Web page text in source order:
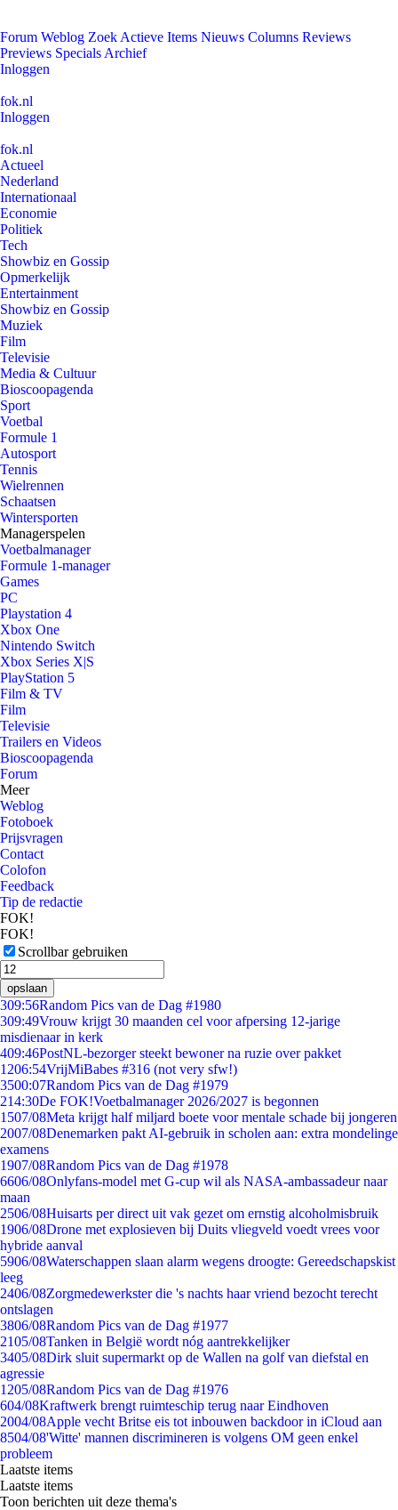
Forum Weblog Zoek Actieve Items Nieuws Columns Reviews
Previews Specials Archief
Inloggen
fok.nl
Inloggen
fok.nl
Actueel
Nederland
Internationaal
Economie
Politiek
Tech
Showbiz en Gossip
Opmerkelijk
Entertainment
Showbiz en Gossip
Muziek
Film
Televisie
Media & Cultuur
Bioscoopagenda
Sport
Voetbal
Formule 1
Autosport
Tennis
Wielrennen
Schaatsen
Wintersporten
Managerspelen
Voetbalmanager
Formule 1-manager
Games
PC
Playstation 4
Xbox One
Nintendo Switch
Xbox Series X|S
PlayStation 5
Film & TV
Film
Televisie
Trailers en Videos
Bioscoopagenda
Forum
Meer
Weblog
Fotoboek
Prijsvragen
Contact
Colofon
Feedback
Tip de redactie
FOK!
FOK!
Scrollbar gebruiken
opslaan
309:56Random Pics van de Dag #1980
309:49Vrouw krijgt 30 maanden cel voor afpersing 12-jarige
misdienaar in kerk
409:46PostNL-bezorger steekt bewoner na ruzie over pakket
1206:54VrijMiBabes #316 (not very sfw!)
3500:07Random Pics van de Dag #1979
214:30De FOK!Voetbalmanager 2026/2027 is begonnen
1507/08Meta krijgt half miljard boete voor mentale schade bij jongeren
2007/08Denemarken pakt AI-gebruik in scholen aan: extra mondelinge
examens
1907/08Random Pics van de Dag #1978
6606/08Onlyfans-model met G-cup wil als NASA-ambassadeur naar
maan
2506/08Huisarts per direct uit vak gezet om ernstig alcoholmisbruik
1906/08Drone met explosieven bij Duits vliegveld voedt vrees voor
hybride aanval
5906/08Waterschappen slaan alarm wegens droogte: Gereedschapskist
leeg
2406/08Zorgmedewerkster die 's nachts haar vriend bezocht terecht
ontslagen
3806/08Random Pics van de Dag #1977
2105/08Tanken in België wordt nóg aantrekkelijker
3405/08Dirk sluit supermarkt op de Wallen na golf van diefstal en
agressie
1205/08Random Pics van de Dag #1976
604/08Kraftwerk brengt ruimteschip terug naar Eindhoven
2004/08Apple vecht Britse eis tot inbouwen backdoor in iCloud aan
8504/08'Witte' mannen discrimineren is volgens OM geen enkel
probleem
Laatste items
Laatste items
Toon berichten uit deze thema's